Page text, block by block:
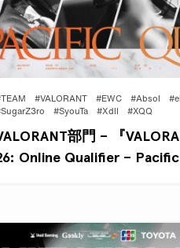
#VALORANT #EWC #Absol
#SyouTa #Xdll #XQQ
部門 – 『
Online Qualifier –